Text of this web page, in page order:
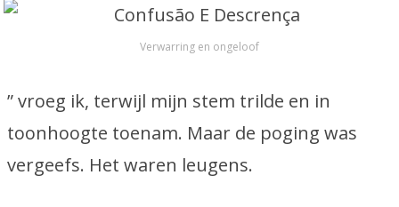
Verwarring en ongeloof
” vroeg ik, terwijl mijn stem trilde en in
toonhoogte toenam. Maar de poging was
vergeefs. Het waren leugens.